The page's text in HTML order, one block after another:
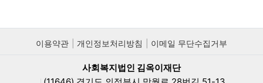
이용약관 개인정보처리방침 이메일 무단수집거부
사회복지법인 김옥이재단